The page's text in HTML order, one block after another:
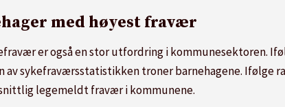
med høyest fravær
er også en stor utfordring i kommunesektoren.
av sykefraværsstatistikken troner barnehagene. Ifølge
legemeldt fravær i kommunene.